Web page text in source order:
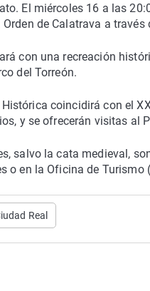
El miércoles 16 a las
de Calatrava a
con una recreación
del Torreón.
coincidirá con el
y se ofrecerán visitas al
salvo la cata medieval,
o en la Oficina de Turismo
Real